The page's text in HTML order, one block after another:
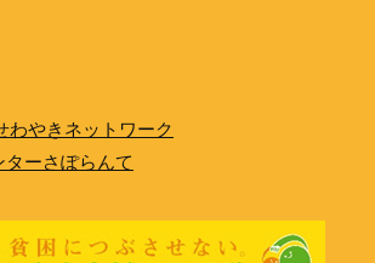
わやきネットワーク
ーさぽらんて